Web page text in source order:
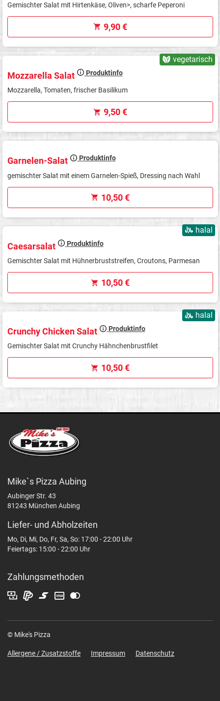
Gemischter Salat mit Hirtenkäse, Oliven>, scharfe Peperoni
9,90 €
vegetarisch
Mozzarella Salat Produktinfo
Mozzarella, Tomaten, frischer Basilikum
9,50 €
Garnelen-Salat Produktinfo
gemischter Salat mit einem Garnelen-Spieß, Dressing nach Wahl
10,50 €
halal
Caesarsalat Produktinfo
Gemischter Salat mit Hühnerbruststreifen, Croutons, Parmesan
10,50 €
halal
Crunchy Chicken Salat Produktinfo
Gemischter Salat mit Crunchy Hähnchenbrustfilet
10,50 €
Mike`s Pizza Aubing
Aubinger Str. 43
81243 München Aubing
Liefer- und Abholzeiten
Mo, Di, Mi, Do, Fr, Sa, So: 17:00 - 22:00 Uhr
Feiertags: 15:00 - 22:00 Uhr
Zahlungsmethoden
© Mike's Pizza
Allergene / Zusatzstoffe Impressum Datenschutz